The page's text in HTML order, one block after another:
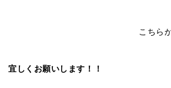
こちら
宜しくお願いします！！